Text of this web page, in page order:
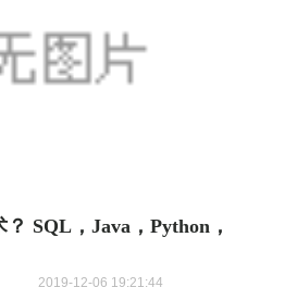
SQL，Java，Python，
2019-12-06 19:21:44